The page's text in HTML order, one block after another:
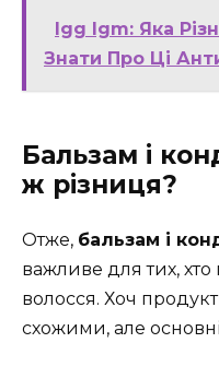
Igg Igm: Яка
Знати Про Ці
Бальзам і
ж різниця?
Отже, бальзам і
важливе для тих, хто
волосся. Хоч
схожими, але основні